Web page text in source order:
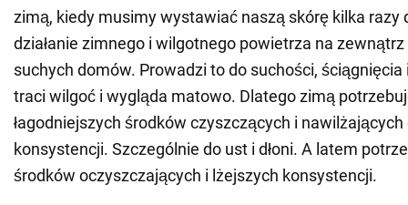
zimą, kiedy musimy wystawiać naszą skórę kilka razy
działanie zimnego i wilgotnego powietrza na zewnątrz
suchych domów. Prowadzi to do suchości, ściągnięcia
traci wilgoć i wygląda matowo. Dlatego zimą
łagodniejszych środków czyszczących i
konsystencji. Szczególnie do ust i dłoni. A latem
środków oczyszczających i lżejszych konsystencji.